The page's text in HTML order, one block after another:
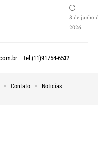
8 de junho
2026
– tel.(11)91754-6532
Contato Noticias